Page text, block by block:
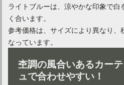
リネンカーテンのメリット・デメ
ライトブルーは、涼やかな印象で白
く合います。
参考価格は、サイズにより異なり
なっています。
杢調の風合いあるカー
ュで合わせやすい！